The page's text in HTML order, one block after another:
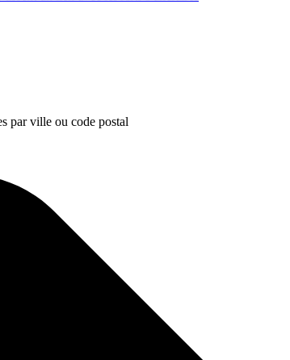
par ville ou code postal